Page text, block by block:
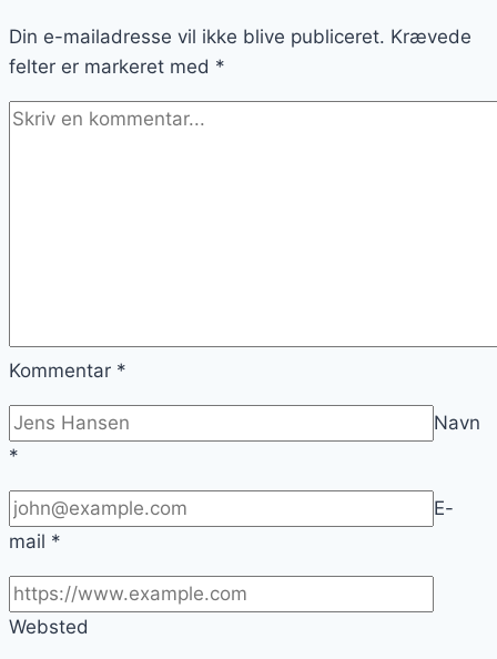
Din e-mailadresse vil ikke blive publiceret. Krævede
felter er markeret med *
Kommentar *
Navn
*
E-
mail *
Websted